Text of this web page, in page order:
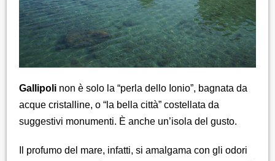
Gallipoli non è solo la “perla dello Ionio”, bagnata da
acque cristalline, o “la bella città” costellata da
suggestivi monumenti. È anche un’isola del gusto.
Il profumo del mare, infatti, si amalgama con gli odori